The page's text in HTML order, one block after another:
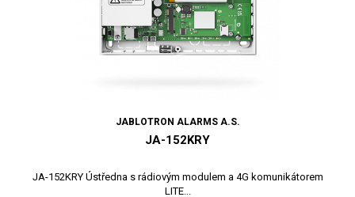
JABLOTRON ALARMS A.S.
JA-152KRY
JA-152KRY Ústředna s rádiovým modulem a 4G komunikátorem
LITE...